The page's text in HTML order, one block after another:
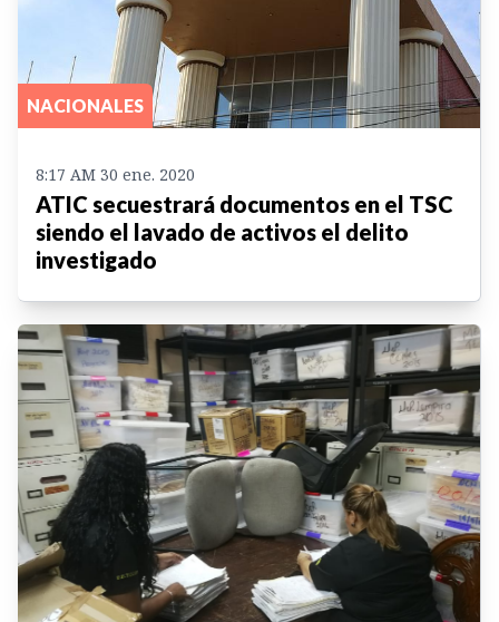
NACIONALES
8:17 AM 30 ene. 2020
ATIC secuestrará documentos en el TSC
siendo el lavado de activos el delito
investigado